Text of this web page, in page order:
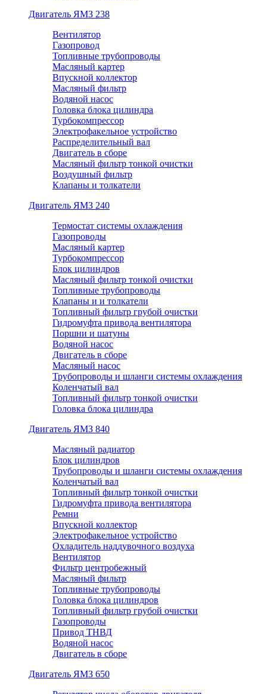
Двигатель ЯМЗ 238
Вентилятор
Газопровод
Топливные трубопроводы
Масляный картер
Впускной коллектор
Масляный фильтр
Водяной насос
Головка блока цилиндра
Турбокомпрессор
Электрофакельное устройство
Распределительный вал
Двигатель в сборе
Масляный фильтр тонкой очистки
Воздушный фильтр
Клапаны и толкатели
Двигатель ЯМЗ 240
Термостат системы охлаждения
Газопроводы
Масляный картер
Турбокомпрессор
Блок цилиндров
Масляный фильтр тонкой очистки
Топливные трубопроводы
Клапаны и и толкатели
Топливный фильтр грубой очистки
Гидромуфта привода вентилятора
Поршни и шатуны
Водяной насос
Двигатель в сборе
Масляный насос
Трубопроводы и шланги системы охлаждения
Коленчатый вал
Топливный фильтр тонкой очистки
Головка блока цилиндра
Двигатель ЯМЗ 840
Масляный радиатор
Блок цилиндров
Трубопроводы и шланги системы охлаждения
Коленчатый вал
Топливный фильтр тонкой очистки
Гидромуфта привода вентилятора
Ремни
Впускной коллектор
Электрофакельное устройство
Охладитель наддувочного воздуха
Вентилятор
Фильтр центробежный
Масляный фильтр
Топливные трубопроводы
Головка блока цилиндров
Топливный фильтр грубой очистки
Газопроводы
Привод ТНВД
Водяной насос
Двигатель в сборе
Двигатель ЯМЗ 650